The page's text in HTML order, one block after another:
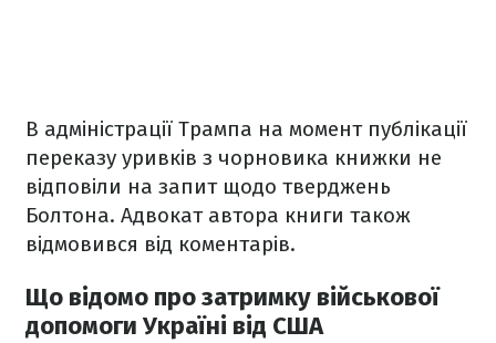
В адміністрації Трампа на момент публікації
переказу уривків з чорновика книжки не
відповіли на запит щодо тверджень
Болтона. Адвокат автора книги також
відмовився від коментарів.
Що відомо про затримку військової
допомоги Україні від США